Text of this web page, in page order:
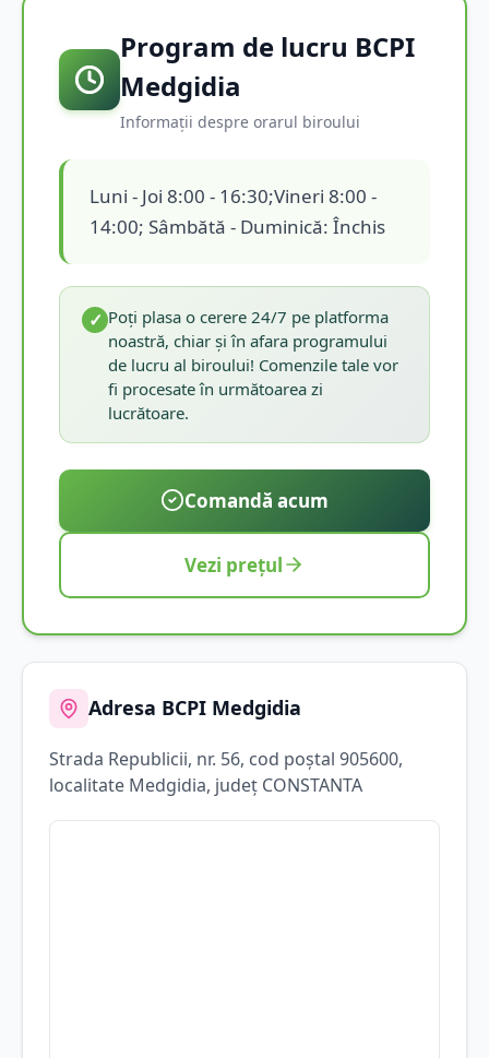
Program de lucru BCPI
Medgidia
Informații despre orarul biroului
Luni - Joi 8:00 - 16:30;Vineri 8:00 -
14:00; Sâmbătă - Duminică: Închis
✓ Poți plasa o cerere 24/7 pe platforma
noastră, chiar și în afara programului
de lucru al biroului! Comenzile tale vor
fi procesate în următoarea zi
lucrătoare.
Comandă acum
Vezi prețul
Adresa BCPI Medgidia
Strada Republicii, nr. 56, cod poștal 905600,
localitate Medgidia, județ CONSTANTA